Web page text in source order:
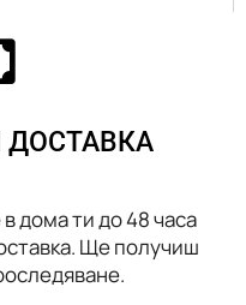
дома ти до 48 часа
Ще получиш